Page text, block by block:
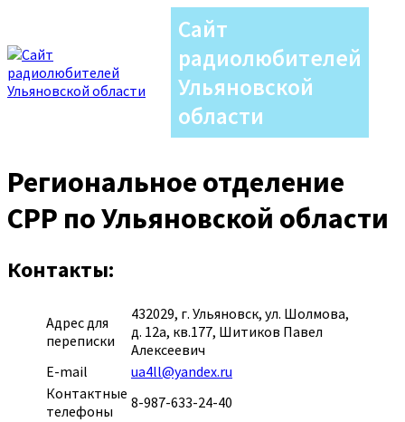
Сайт
радиолюбителей
Ульяновской
области
Региональное отделение
СРР по Ульяновской области
Контакты:
Адрес для
переписки
432029, г. Ульяновск, ул. Шолмова,
д. 12а, кв.177, Шитиков Павел
Алексеевич
E-mail
ua4ll@yandex.ru
Контактные
телефоны
8-987-633-24-40